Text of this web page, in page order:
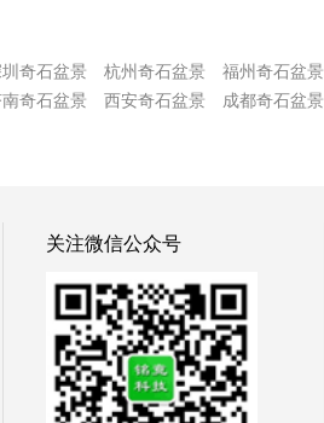
奇石盆景 杭州奇石盆景 福州奇石盆景
奇石盆景 西安奇石盆景 成都奇石盆景
关注微信公众号